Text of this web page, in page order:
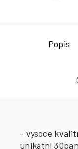
Popis
- vysoce
unikátní